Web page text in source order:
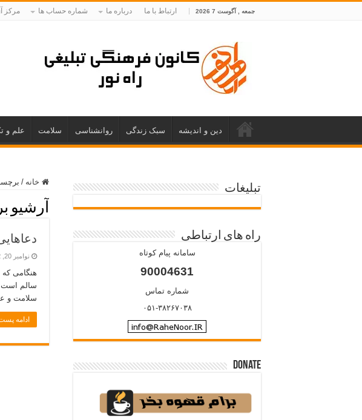
جمعه , آگوست 7 2026 ارتباط با ما درباره ما شماره حساب ها مرکز
دین و اندیشه سبک زندگی روانشناسی سلامت علم و
خانه /
آرشیو
نوامبر 20, 2022
هنگامی
سالم است.
سلامت و
ادامه
تبلیغات
راه های ارتباطی
سامانه پیام کوتاه
90004631
شماره تماس
۰۵۱-۳۸۲۶۷۰۳۸
Donate